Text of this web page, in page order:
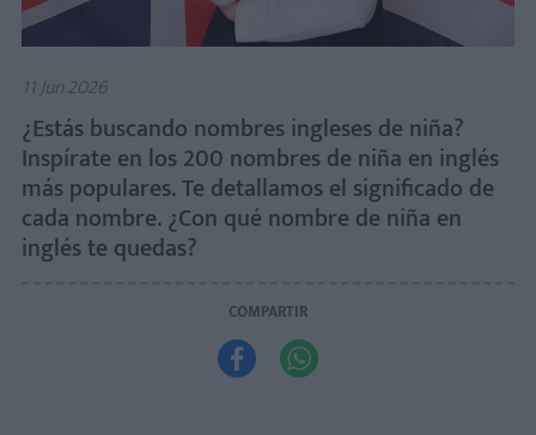
11 Jun 2026
¿Estás buscando nombres ingleses de niña?
Inspírate en los 200 nombres de niña en inglés
más populares. Te detallamos el significado de
cada nombre. ¿Con qué nombre de niña en
inglés te quedas?
COMPARTIR
 